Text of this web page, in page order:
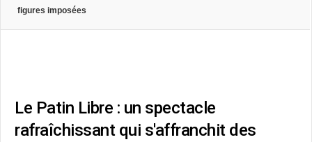
figures imposées
Le Patin Libre : un spectacle
rafraîchissant qui s'affranchit des